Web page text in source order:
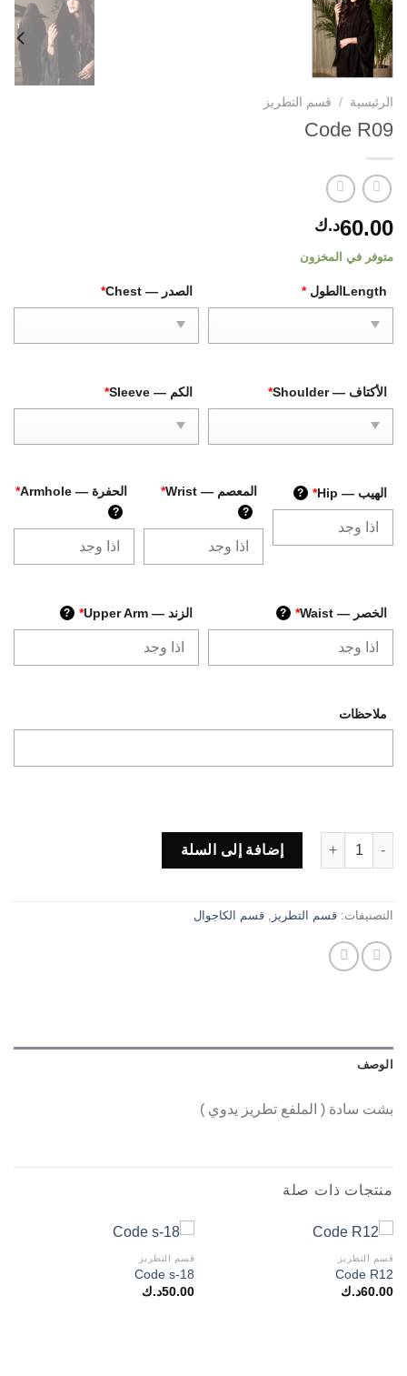
الرئيسية / قسم التطريز
Code R09
60.00د.ك
متوفر في المخزون
الصدر — Chest * Lengthالطول *
الكم — Sleeve * الأكتاف — Shoulder *
الحفرة — Armhole *
?
المعصم — Wrist *
?
الهيب — Hip *
?
الزند — Upper Arm *
? الخصر — Waist *
?
ملاحظات
إضافة إلى السلة
التصنيفات: قسم التطريز , قسم الكاجوال
الوصف
بشت سادة ( الملفع تطريز يدوي )
منتجات ذات صلة
قسم التطريز
Code R12
60.00د.ك
قسم التطريز
Code s-18
50.00د.ك